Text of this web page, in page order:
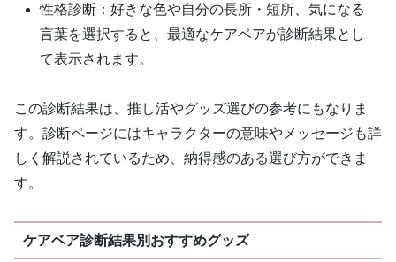
性格診断：好きな色や自分の長所・短所、気になる
言葉を選択すると、最適なケアベアが診断結果とし
て表示されます。
この診断結果は、推し活やグッズ選びの参考にもなりま
す。診断ページにはキャラクターの意味やメッセージも詳
しく解説されているため、納得感のある選び方ができま
す。
ケアベア診断結果別おすすめグッズ